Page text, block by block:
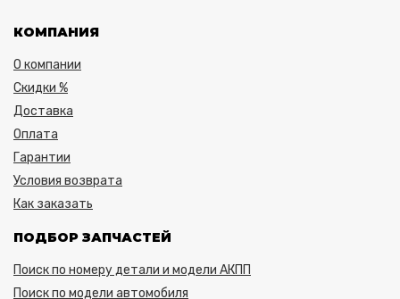
КОМПАНИЯ
О компании
Скидки %
Доставка
Оплата
Гарантии
Условия возврата
Как заказать
ПОДБОР ЗАПЧАСТЕЙ
Поиск по номеру детали и модели АКПП
Поиск по модели автомобиля